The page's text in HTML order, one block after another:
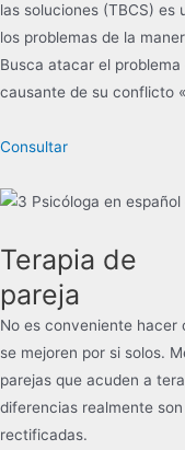
las soluciones (TBCS) es
los problemas de la
Busca atacar el
causante de su conflicto
Consultar
Terapia de
pareja
No es conveniente hacer
se mejoren por si solos.
parejas que acuden a
diferencias realmente
rectificadas.